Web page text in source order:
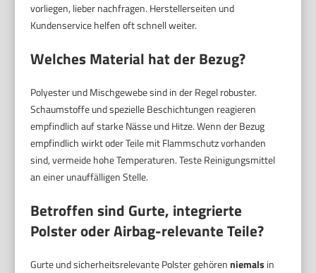
vorliegen, lieber nachfragen. Herstellerseiten und
Kundenservice helfen oft schnell weiter.
Welches Material hat der Bezug?
Polyester und Mischgewebe sind in der Regel robuster.
Schaumstoffe und spezielle Beschichtungen reagieren
empfindlich auf starke Nässe und Hitze. Wenn der Bezug
empfindlich wirkt oder Teile mit Flammschutz vorhanden
sind, vermeide hohe Temperaturen. Teste Reinigungsmittel
an einer unauffälligen Stelle.
Betroffen sind Gurte, integrierte
Polster oder Airbag-relevante Teile?
Gurte und sicherheitsrelevante Polster gehörenniemals in